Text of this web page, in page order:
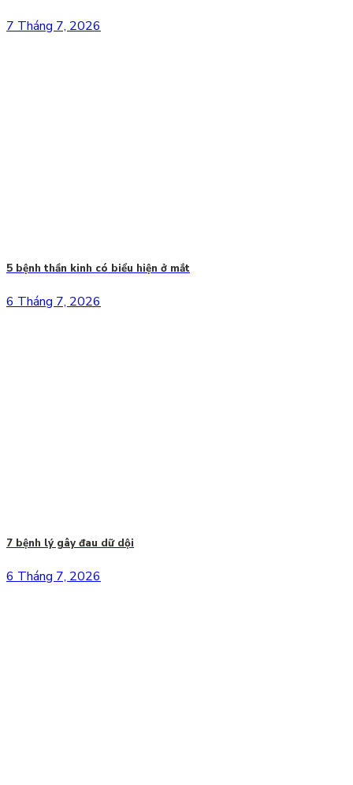
7 Tháng 7, 2026
5 bệnh thần kinh có biểu hiện ở mắt
6 Tháng 7, 2026
7 bệnh lý gây đau dữ dội
6 Tháng 7, 2026